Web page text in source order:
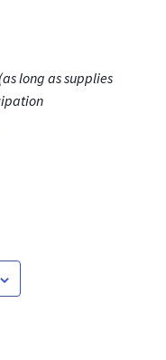
long as supplies